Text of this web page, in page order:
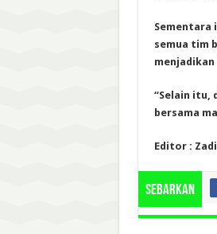
Sementara
semua tim
menjadikan
“Selain itu,
bersama
Editor : Zadi
Sebarkan